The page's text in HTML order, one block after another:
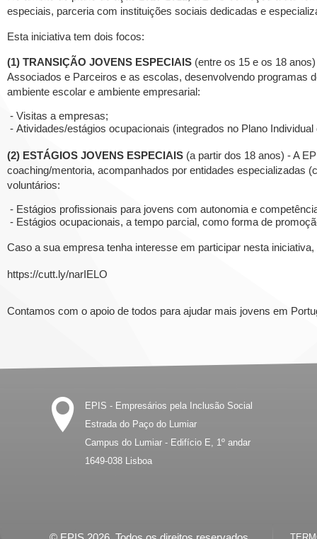
especiais, parceria com instituições sociais dedicadas e
Esta iniciativa tem dois focos:
(1) TRANSIÇÃO JOVENS ESPECIAIS (entre os 15 e os 18
Associados e Parceiros e as escolas, desenvolvendo programas
ambiente escolar e ambiente empresarial:
- Visitas a empresas;
- Atividades/estágios ocupacionais (integrados no Plano
(2) ESTÁGIOS JOVENS ESPECIAIS (a partir dos 18 anos) - A
coaching/mentoria, acompanhados por entidades especializadas
voluntários:
- Estágios profissionais para jovens com autonomia e
- Estágios ocupacionais, a tempo parcial, como forma de
Caso a sua empresa tenha interesse em participar nesta
https://cutt.ly/narIELO
Contamos com o apoio de todos para ajudar mais jovens em
EPIS - Empresários pela Inclusão Social
Estrada do Paço do Lumiar
Campus do Lumiar - Edifício E, 1º andar
1649-038 Lisboa